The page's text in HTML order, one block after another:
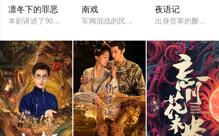
凛冬下的罪恶
本剧讲述了90年代末，怒河市刑侦支队在无普及监控、无DNA
南戏
军阀混战的民国奉城，玉佛头离奇失窃，
夜语记
出身贫寒的酿酒师